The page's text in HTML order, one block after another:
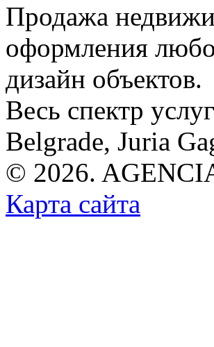
Продажа
оформления
дизайн объектов.
Весь спектр
Belgrade, Juria
© 2026.
Карта сайта